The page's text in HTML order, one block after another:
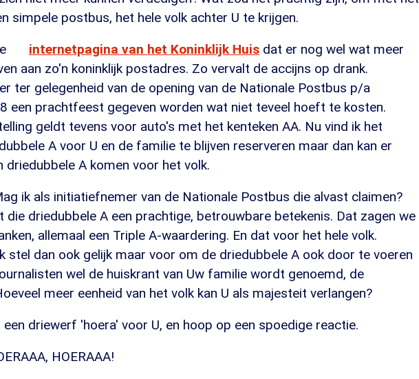
simpele postbus, het hele volk achter U te krijgen.
internetpagina van het Koninklijk Huis dat er nog wel wat meer
aan zo'n koninklijk postadres. Zo vervalt de accijns op drank.
ter gelegenheid van de opening van de Nationale Postbus p/a
een prachtfeest gegeven worden wat niet teveel hoeft te kosten.
geldt tevens voor auto's met het kenteken AA. Nu vind ik het
A voor U en de familie te blijven reserveren maar dan kan er
driedubbele A komen voor het volk.
ik als initiatiefnemer van de Nationale Postbus die alvast claimen?
die driedubbele A een prachtige, betrouwbare betekenis. Dat zagen we
allemaal een Triple A-waardering. En dat voor het hele volk.
stel dan ook gelijk maar voor om de driedubbele A ook door te voeren
wel de huiskrant van Uw familie wordt genoemd, de
meer eenheid van het volk kan U als majesteit verlangen?
driewerf 'hoera' voor U, en hoop op een spoedige reactie.
HOERAAA!